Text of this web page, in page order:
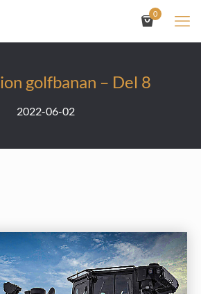
0
golfbanan – Del 8
2022-06-02